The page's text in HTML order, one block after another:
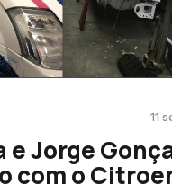
11
e Jorge
com o